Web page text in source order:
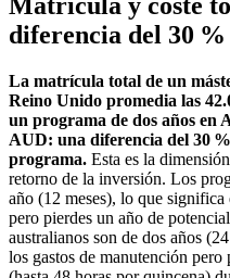
diferencia del 30 %
La matrícula total de un
Reino Unido promedia las
un programa de dos años en
AUD: una diferencia del 30
programa. Esta es la
retorno de la inversión. Los
año (12 meses), lo que
pero pierdes un año de
australianos son de dos años
los gastos de manutención